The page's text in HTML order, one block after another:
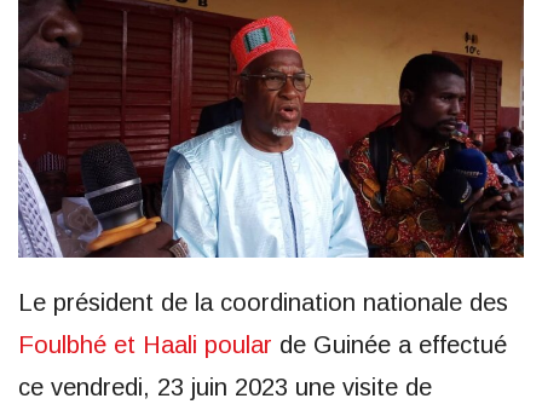
Le président de la coordination nationale des
Foulbhé et Haali poular de Guinée a effectué
ce vendredi, 23 juin 2023 une visite de